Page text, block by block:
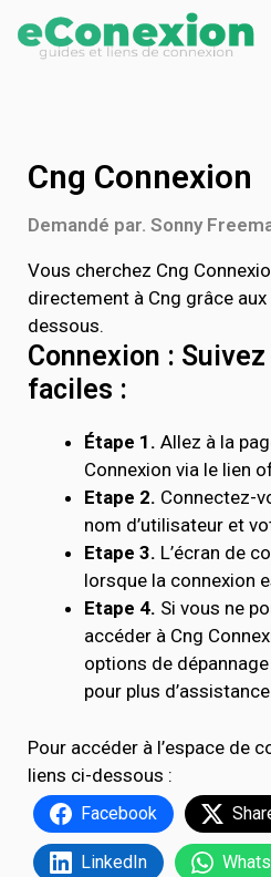
Cng Connexion
Demandé par. Sonny
Vous cherchez Cng
directement à Cng grâce
dessous.
Connexion :
faciles :
Étape 1. Allez à la
Connexion via le lien
Etape 2. Connectez-
nom d’utilisateur et
Etape 3. L’écran de
lorsque la connexion
Etape 4. Si vous ne
accéder à Cng
options de
pour plus
Pour accéder à l’espace de
liens ci-dessous :
Facebook
LinkedIn